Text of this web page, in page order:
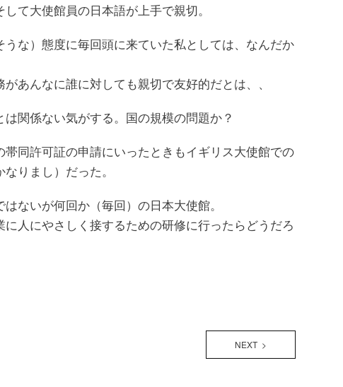
て大使館員の日本語が上手で親切。
な）態度に毎回頭に来ていた私としては、なんだか
あんなに誰に対しても親切で友好的だとは、、
関係ない気がする。国の規模の問題か？
同許可証の申請にいったときもイギリス大使館での
りまし）だった。
ないが何回か（毎回）の日本大使館。
人にやさしく接するための研修に行ったらどうだろ
NEXT >